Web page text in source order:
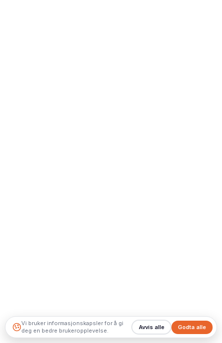
Vi bruker informasjonskapsler for å gi
deg en bedre brukeropplevelse.
Godta alle
Avvis alle